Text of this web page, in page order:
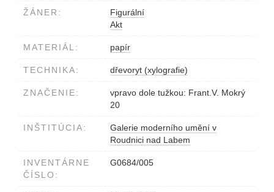
ŽÁNER:
Figurální
Akt
MATERIÁL: papír
TECHNIKA: dřevoryt (xylografie)
ZNAČENIE:
vpravo dole tužkou: Frant.V. Mokrý
20
INŠTITÚCIA:
Galerie moderního umění v
Roudnici nad Labem
INVENTÁRNE
ČÍSLO:
G0684/005